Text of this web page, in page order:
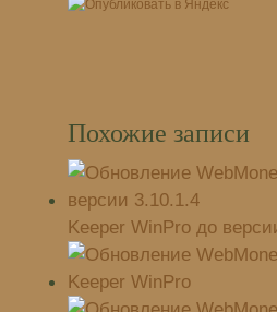
Похожие записи
Keeper WinPro до